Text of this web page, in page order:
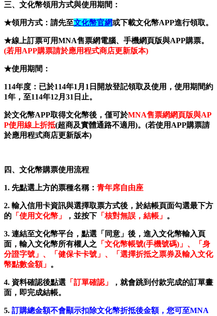
三、文化幣領用方式與使用期間：
★領用方式：請先至文化幣官網或下載文化幣APP進行領取。
★線上訂票可用MNA售票網電腦、手機網頁版與APP購票。
(若用APP購票請於應用程式商店更新版本)
★使用期間：
114年度：已於114年1月1日開放登記領取及使用，使用期間約
1年，至114年12月31日止。
於文化幣APP取得文化幣後，僅可於MNA售票網網頁版與AP
P使用線上折抵(超商及實體通路不適用)。(若使用APP購票請
於應用程式商店更新版本)
四、文化幣購票使用流程
1. 先點選上方的票種名稱： 青年席自由座
2. 輸入信用卡資訊與選擇取票方式後，於結帳頁面勾選最下方
的 「使用文化幣」 ，並按下 「核對無誤，結帳」 。
3. 連結至文化幣平台，點選「同意」後，進入文化幣輸入頁
面，輸入文化幣所有權人之 「文化幣帳號(手機號碼)」、「身
分證字號」、「健保卡卡號」、「選擇折抵之票券及輸入文化
幣點數金額」 。
4. 資料確認後點選 「訂單確認」
，就會跳到付款完成的訂單畫
面，即完成結帳。
5. 訂購總金額不會顯示扣除文化幣折抵後金額，您可至MNA